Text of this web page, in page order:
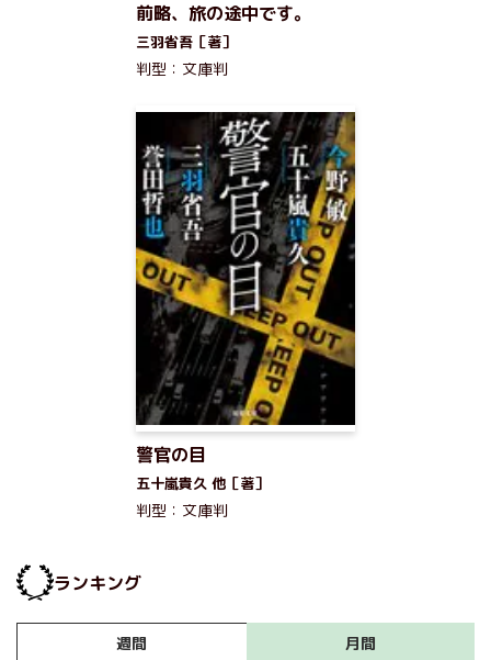
前略、旅の途中です。
三羽省吾［著］
判型：文庫判
警官の目
五十嵐貴久 他［著］
判型：文庫判
ランキング
週間 月間